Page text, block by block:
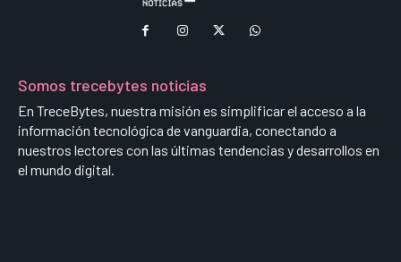
Somos trecebytes noticias
En TreceBytes, nuestra misión es simplificar el acceso a la
información tecnológica de vanguardia, conectando a
nuestros lectores con las últimas tendencias y desarrollos en
el mundo digital.